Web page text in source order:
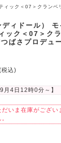
ィック＜07＞クランベ
ィドール） モ
ック＜07＞クラ
ばさプロデュ
税込)
月4日12時0分 ～】
いま在庫がござい